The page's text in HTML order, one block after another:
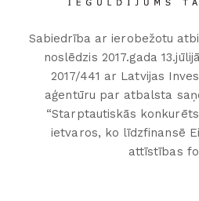
Sabiedrība ar ierobežotu
noslēdzis 2017.gada
2017/441 ar Latvijas
aģentūru par atbalsta
“Starptautiskās
ietvaros, ko līdzfinansē
attīstības